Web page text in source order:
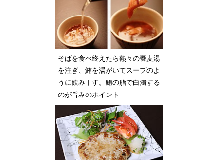
そばを食べ終えたら熱々の蕎麦湯
を注ぎ、鮪を湯がいてスープのよ
うに飲み干す。鮪の脂で白濁する
のが旨みのポイント